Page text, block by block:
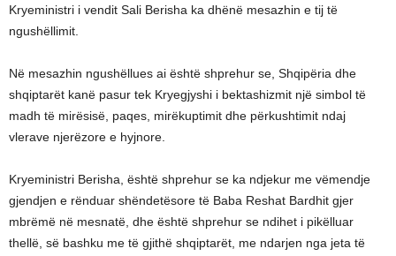
Kryeministri i vendit Sali Berisha ka dhënë mesazhin e tij të
ngushëllimit.
Në mesazhin ngushëllues ai është shprehur se, Shqipëria dhe
shqiptarët kanë pasur tek Kryegjyshi i bektashizmit një simbol të
madh të mirësisë, paqes, mirëkuptimit dhe përkushtimit ndaj
vlerave njerëzore e hyjnore.
Kryeministri Berisha, është shprehur se ka ndjekur me vëmendje
gjendjen e rënduar shëndetësore të Baba Reshat Bardhit gjer
mbrëmë në mesnatë, dhe është shprehur se ndihet i pikëlluar
thellë, së bashku me të gjithë shqiptarët, me ndarjen nga jeta të